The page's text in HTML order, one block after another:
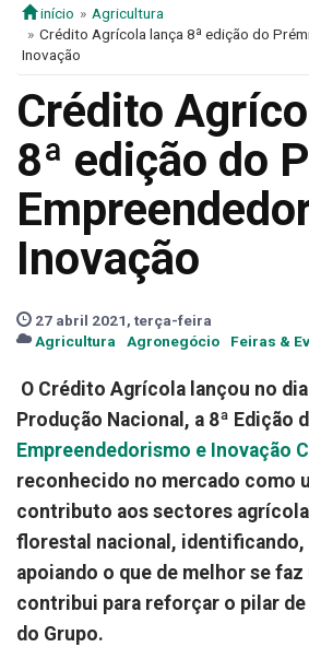
início
Agricultura
Crédito Agrícola lança 8ª edição do
Inovação
Crédito
8ª edição do
Inovação
27 abril 2021, terça-feira
Agricultura
Agronegócio Feiras &
O Crédito Agrícola lançou no
Produção Nacional, a 8ª Edição
Empreendedorismo e Inovação
reconhecido no mercado como
contributo aos sectores
florestal nacional, identificando,
apoiando o que de melhor se
contribui para reforçar o pilar
do Grupo.